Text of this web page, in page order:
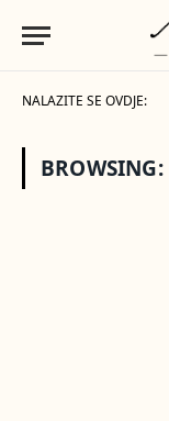
NALAZITE SE OVDJE:
BROWSING: